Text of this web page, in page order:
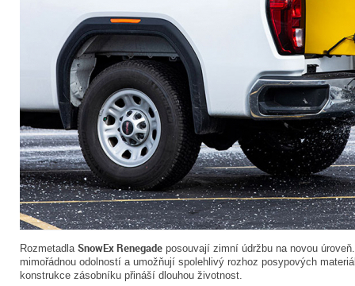
Rozmetadla SnowEx Renegade posouvají zimní údržbu na novou
mimořádnou odolností a umožňují spolehlivý rozhoz posypových
konstrukce zásobníku přináší dlouhou životnost.